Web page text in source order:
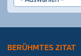
BERÜHMTES ZITAT